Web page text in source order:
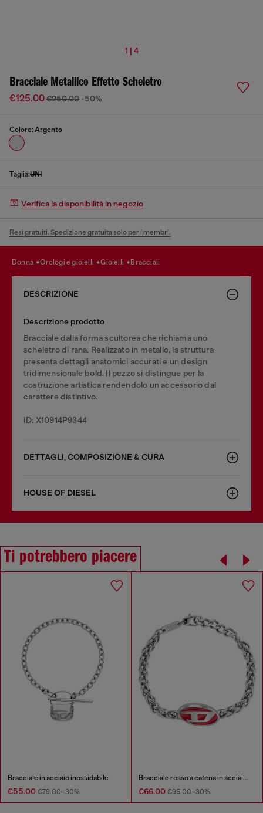
1 | 4
Bracciale Metallico Effetto Scheletro
€125.00€250.00 -50%
Colore: Argento
Taglia:UNI
Verifica la disponibilità in negozio
Resi gratuiti. Spedizione gratuita solo per i membri.
donna orologi e gioielli gioielli bracciali
DESCRIZIONE
Descrizione prodotto
Bracciale dalla forma scultorea che richiama uno
scheletro di rana. Realizzato in metallo, la struttura
presenta dettagli anatomici accurati e un design
tridimensionale bold. Il pezzo si distingue per la
costruzione artistica rendendolo un accessorio dal
carattere distintivo.
ID: X10914P9344
DETTAGLI, COMPOSIZIONE & CURA
HOUSE OF DIESEL
Ti potrebbero piacere
Bracciale in acciaio inossidabile
€55.00 €79.00-30%
Bracciale rosso a catena in acciaio inossidabile
€66.00 €95.00-30%